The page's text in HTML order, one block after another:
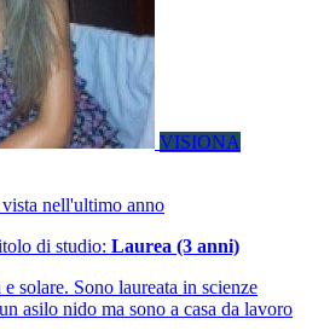
VISIONA
vista nell'ultimo anno
di studio: Laurea (3 anni)
solare. Sono laureata in scienze
asilo nido ma sono a casa da lavoro